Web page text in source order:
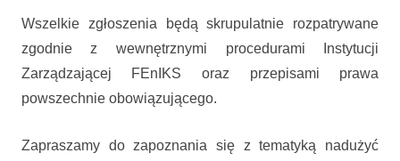
Wszelkie zgłoszenia będą skrupulatnie rozpatrywane
zgodnie z wewnętrznymi procedurami Instytucji
Zarządzającej FEnIKS oraz przepisami prawa
powszechnie obowiązującego.
Zapraszamy do zapoznania się z tematyką nadużyć